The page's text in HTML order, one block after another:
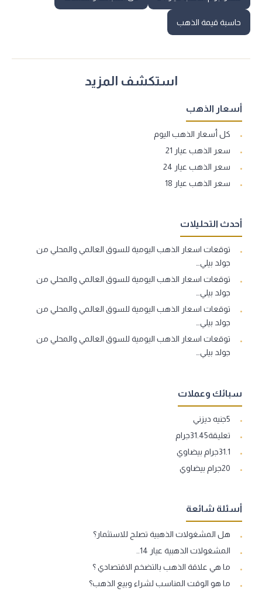
حاسبة قيمة الذهب
استكشف المزيد
أسعار الذهب
كل أسعار الذهب اليوم
سعر الذهب عيار 21
سعر الذهب عيار 24
سعر الذهب عيار 18
أحدث التحليلات
توقعات اسعار الذهب اليومية للسوق العالمي والمحلي من
جولد بيلي…
توقعات اسعار الذهب اليومية للسوق العالمي والمحلي من
جولد بيلي…
توقعات اسعار الذهب اليومية للسوق العالمي والمحلي من
جولد بيلي…
توقعات اسعار الذهب اليومية للسوق العالمي والمحلي من
جولد بيلي…
سبائك وعملات
5جنيه ديزني
تعليقة31.45جرام
31.1جرام بيضاوي
20جرام بيضاوي
أسئلة شائعة
هل المشغولات الذهبية تصلح للاستثمار؟
المشغولات الذهبية عيار 14..
ما هي علاقة الذهب بالتضخم الاقتصادي ؟
ما هو الوقت المناسب لشراء وبيع الذهب؟